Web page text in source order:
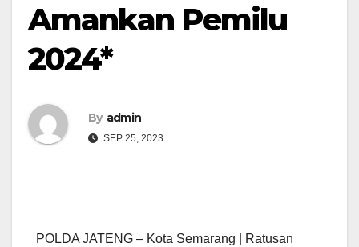
Amankan Pemilu
2024*
By admin
SEP 25, 2023
POLDA JATENG – Kota Semarang | Ratusan